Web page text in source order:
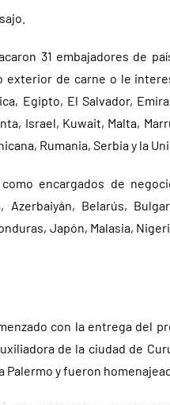
31 embajadores de
de carne o le
Egipto, El Salvador,
Israel, Kuwait, Malta,
Rumania, Serbia y la
encargados de
Belarús,
Japón, Malasia,
con la entrega del
de la ciudad de
y fueron